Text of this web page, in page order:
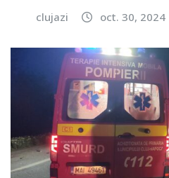
clujazi oct. 30, 2024